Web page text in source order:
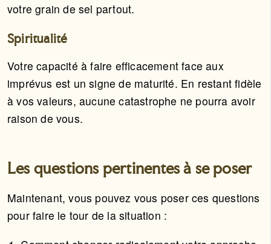
votre grain de sel partout.
Spiritualité
Votre capacité à faire efficacement face aux
imprévus est un signe de maturité. En restant fidèle
à vos valeurs, aucune catastrophe ne pourra avoir
raison de vous.
Les questions pertinentes à se poser
Maintenant, vous pouvez vous poser ces questions
pour faire le tour de la situation :